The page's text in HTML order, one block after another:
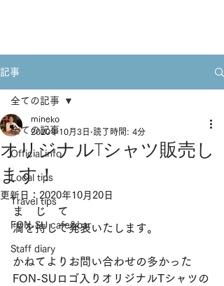
記事
全ての記事
Official info
Local tips
Travel tips
FON-SU cafe&bar
Staff diary
全ての記事
オリジナルTシャツ販売し
ます！
mineko
2020年10月3日 読了時間: 4分
更新日： 2020年10月20日
ま　じ　て
満を持して発表いたします。
かねてよりお問い合わせの多かった
FON-SUロゴ入りオリジナルTシャツの